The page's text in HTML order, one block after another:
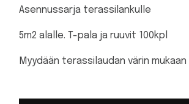
Asennussarja terassilankulle
5m2 alalle. T-pala ja ruuvit 100kpl
Myydään terassilaudan värin mukaan